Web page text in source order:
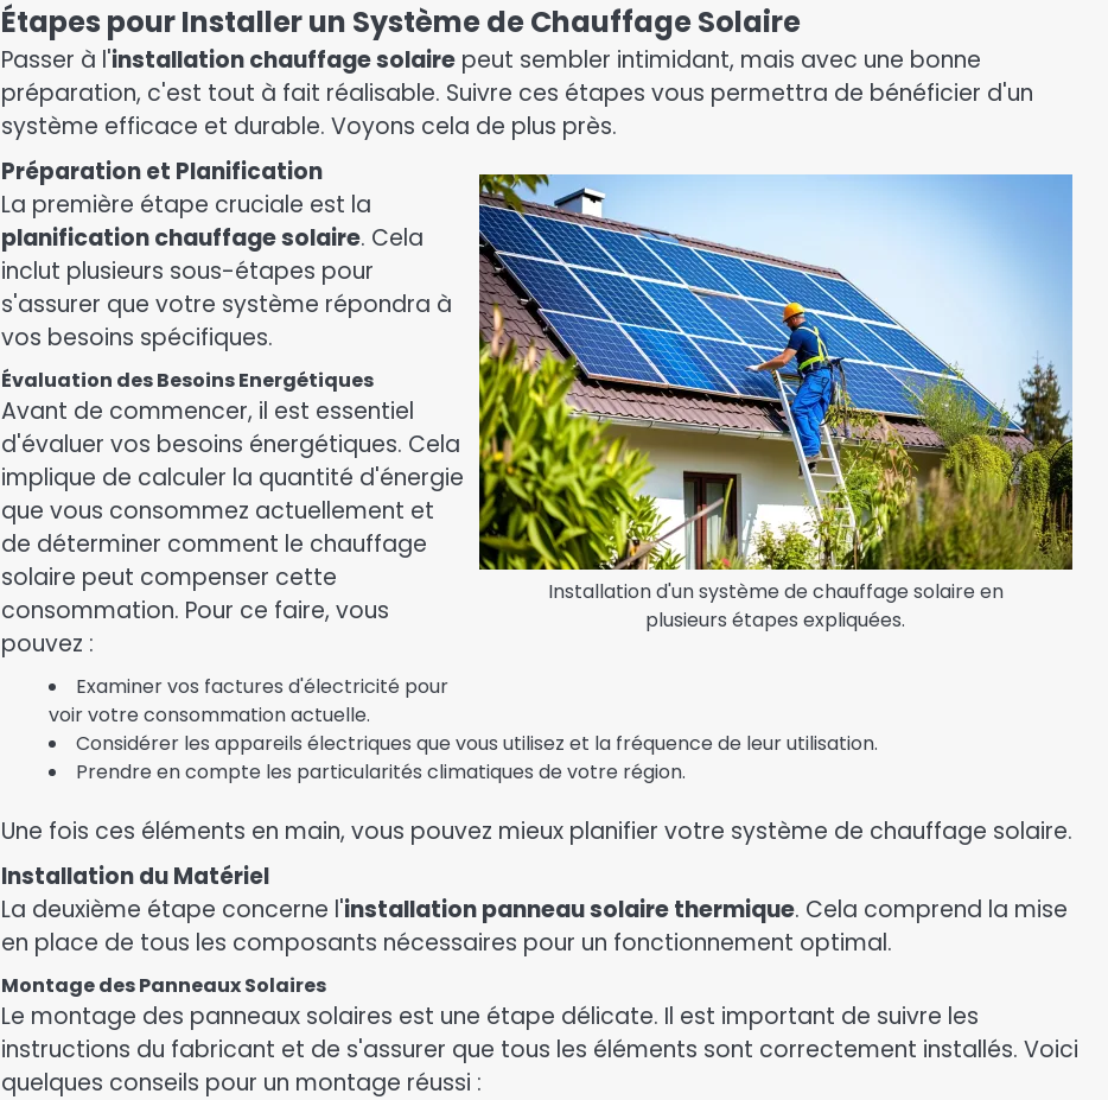
Étapes pour Installer un Système de Chauffage Solaire
Passer à l'installation chauffage solaire peut sembler intimidant, mais avec une bonne
préparation, c'est tout à fait réalisable. Suivre ces étapes vous permettra de bénéficier d'un
système efficace et durable. Voyons cela de plus près.
Installation d'un système de chauffage solaire en
plusieurs étapes expliquées.
Préparation et Planification
La première étape cruciale est la
planification chauffage solaire. Cela
inclut plusieurs sous-étapes pour
s'assurer que votre système répondra à
vos besoins spécifiques.
Évaluation des Besoins Energétiques
Avant de commencer, il est essentiel
d'évaluer vos besoins énergétiques. Cela
implique de calculer la quantité d'énergie
que vous consommez actuellement et
de déterminer comment le chauffage
solaire peut compenser cette
consommation. Pour ce faire, vous
pouvez :
Examiner vos factures d'électricité pour
voir votre consommation actuelle.
Considérer les appareils électriques que vous utilisez et la fréquence de leur utilisation.
Prendre en compte les particularités climatiques de votre région.
Une fois ces éléments en main, vous pouvez mieux planifier votre système de chauffage solaire.
Installation du Matériel
La deuxième étape concerne l'installation panneau solaire thermique. Cela comprend la mise
en place de tous les composants nécessaires pour un fonctionnement optimal.
Montage des Panneaux Solaires
Le montage des panneaux solaires est une étape délicate. Il est important de suivre les
instructions du fabricant et de s'assurer que tous les éléments sont correctement installés. Voici
quelques conseils pour un montage réussi :